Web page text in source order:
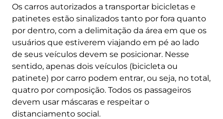
Os carros autorizados a transportar bicicletas e
patinetes estão sinalizados tanto por fora quanto
por dentro, com a delimitação da área em que os
usuários que estiverem viajando em pé ao lado
de seus veículos devem se posicionar. Nesse
sentido, apenas dois veículos (bicicleta ou
patinete) por carro podem entrar, ou seja, no total,
quatro por composição. Todos os passageiros
devem usar máscaras e respeitar o
distanciamento social.